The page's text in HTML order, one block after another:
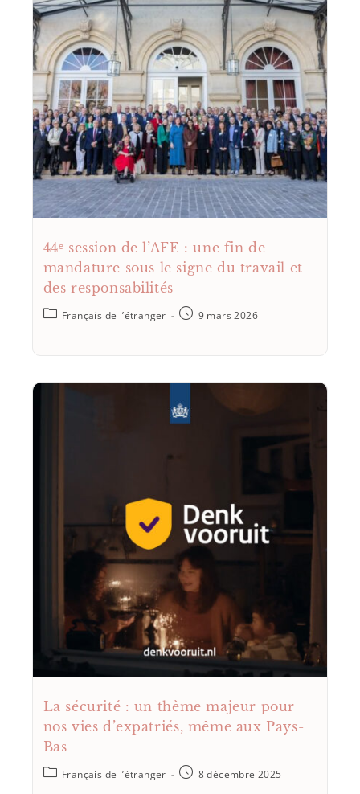
44ᵉ session de l’AFE : une fin de
mandature sous le signe du travail et
des responsabilités
Français de l’étranger 9 mars 2026
La sécurité : un thème majeur pour
nos vies d’expatriés, même aux Pays-
Bas
Français de l’étranger 8 décembre 2025